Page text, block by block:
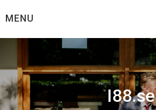
toMENU
I88.se